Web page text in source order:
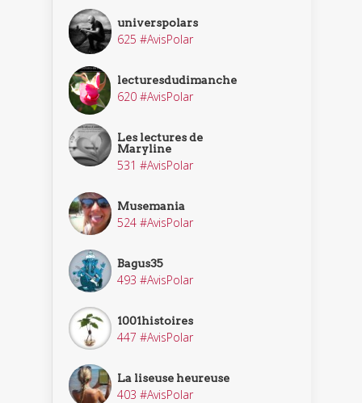
universpolars
625 #AvisPolar
lecturesdudimanche
620 #AvisPolar
Les lectures de
Maryline
531 #AvisPolar
Musemania
524 #AvisPolar
Bagus35
493 #AvisPolar
1001histoires
447 #AvisPolar
La liseuse heureuse
403 #AvisPolar